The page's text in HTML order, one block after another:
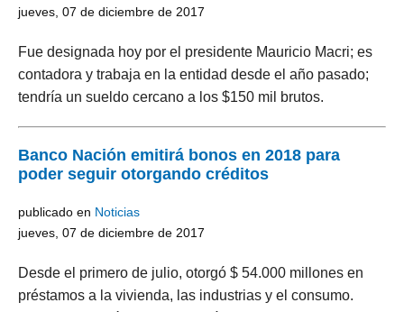
jueves, 07 de diciembre de 2017
Fue designada hoy por el presidente Mauricio Macri; es
contadora y trabaja en la entidad desde el año pasado;
tendría un sueldo cercano a los $150 mil brutos.
Banco Nación emitirá bonos en 2018 para
poder seguir otorgando créditos
publicado en Noticias
jueves, 07 de diciembre de 2017
Desde el primero de julio, otorgó $ 54.000 millones en
préstamos a la vivienda, las industrias y el consumo.